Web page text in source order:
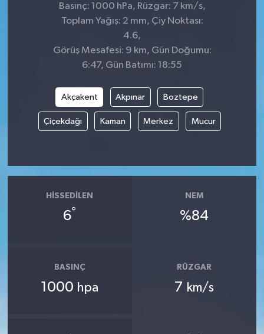
Basınç: 1000 hPa, Rüzgar: 7 km/s,
Toplam Yağış: 2 mm, Çiy Noktası:
4.6,
Görüş Mesafesi: 9 km, Gün Doğumu:
6:47, Gün Batımı: 18:55
Akçakent Akpınar Boztepe
Çiçekdağı Kaman Merkez Mucur
HISSEDILEN
6°
NEM
%84
BASINÇ
1000 hpa
RÜZGAR
7 km/s